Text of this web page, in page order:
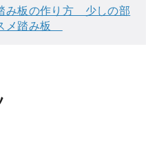
み板の作り方　少しの部
メ踏み板